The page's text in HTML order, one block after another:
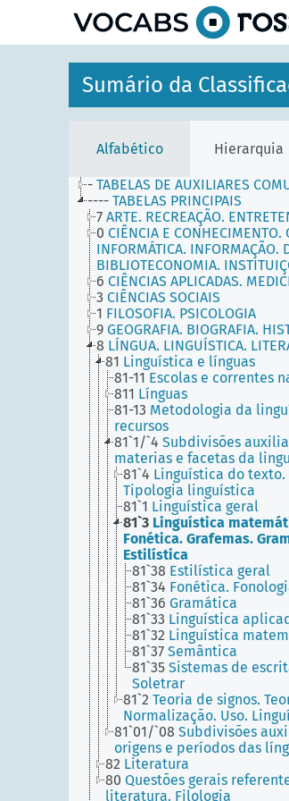
Sumário da
Alfabético Hierarquia
- TABELAS DE AUXILIARES
---- TABELAS PRINCIPAIS
7 ARTE. RECREAÇÃO.
0 CIÊNCIA E CONHECIMENTO.
INFORMÁTICA. INFORMAÇÃO.
BIBLIOTECONOMIA.
6 CIÊNCIAS APLICADAS.
3 CIÊNCIAS SOCIAIS
1 FILOSOFIA. PSICOLOGIA
9 GEOGRAFIA. BIOGRAFIA.
8 LÍNGUA. LINGUÍSTICA.
81 Linguística e línguas
81-11 Escolas e correntes
811 Línguas
81-13 Metodologia da
recursos
81`1/`4 Subdivisões
materias e facetas da
81`4 Linguística do texto.
Tipologia linguística
81`1 Linguística geral
81`3 Linguística
Fonética. Grafemas.
Estilística
81`38 Estilística geral
81`34 Fonética.
81`36 Gramática
81`33 Linguística
81`32 Linguística
81`37 Semântica
81`35 Sistemas de
Soletrar
81`2 Teoria de signos.
Normalização. Uso.
81`01/`08 Subdivisões
origens e períodos das
82 Literatura
80 Questões gerais
literatura. Filologia